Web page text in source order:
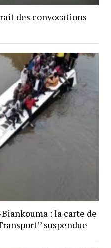
des convocations
: la carte de
suspendue